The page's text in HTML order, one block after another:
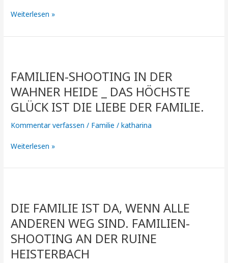
LÄCHELN
DIE
Weiterlesen »
FAMILIEN-SHOOTING IN DER
WAHNER HEIDE _ DAS HÖCHSTE
GLÜCK IST DIE LIEBE DER FAMILIE.
Kommentar verfassen / Familie /katharina
in
der
Wahner
Heide
Das
höchste
Familie.
Weiterlesen »
DIE FAMILIE IST DA, WENN ALLE
ANDEREN WEG SIND. FAMILIEN-
SHOOTING AN DER RUINE
HEISTERBACH
ist
da,
wenn
alle
anderen